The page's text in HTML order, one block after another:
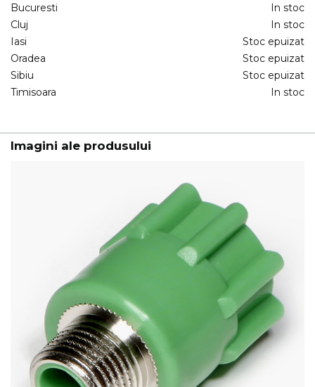
Bucuresti
In stoc
Cluj
In stoc
Iasi
Stoc epuizat
Oradea
Stoc epuizat
Sibiu
Stoc epuizat
Timisoara
In stoc
Imagini ale produsului